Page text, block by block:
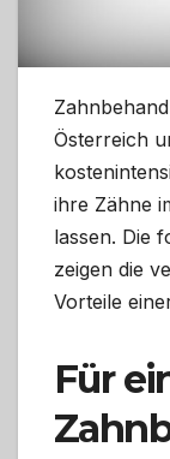
Österreich
ihre Zähne
lassen. Die
zeigen die
Vorteile
Für